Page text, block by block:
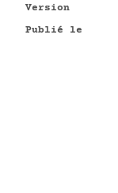
Version
Publié le